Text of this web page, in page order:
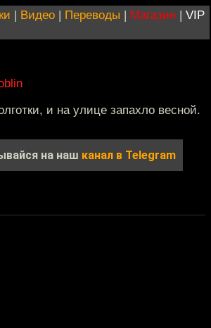
| Видео | Переводы | Магазин | VIP
и на улице запахло весной.
на наш канал в Telegram